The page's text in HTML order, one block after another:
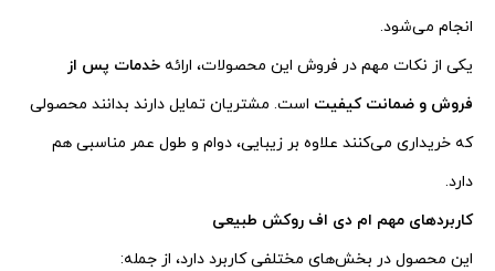
انجام می‌شود.
یکی از نکات مهم در فروش این محصولات، ارائه خدمات پس از
فروش و ضمانت کیفیت است. مشتریان تمایل دارند بدانند محصولی
که خریداری می‌کنند علاوه بر زیبایی، دوام و طول عمر مناسبی هم
دارد.
کاربردهای مهم ام دی اف روکش طبیعی
این محصول در بخش‌های مختلفی کاربرد دارد، از جمله: